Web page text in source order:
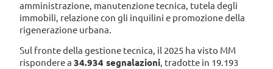
amministrazione, manutenzione tecnica, tutela degli
immobili, relazione con gli inquilini e promozione della
rigenerazione urbana.
Sul fronte della gestione tecnica, il 2025 ha visto MM
rispondere a34.934 segnalazioni, tradotte in 19.193